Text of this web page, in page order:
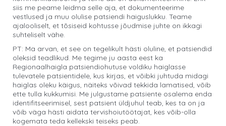
siis me peame leidma selle aja, et dokumenteerime
vestlused ja muu olulise patsiendi haiguslukku. Teame
ajalooliselt, et tõsiseid kohtusse jõudmise juhte on ikkagi
suhteliselt vähe.
PT: Ma arvan, et see on tegelikult hästi oluline, et patsiendid
oleksid teadlikud. Me tegime ju aasta eest ka
Regionaalhaigla patsiendiohutuse voldiku haiglasse
tulevatele patsientidele, kus kirjas, et võibki juhtuda midagi
haiglas oleku käigus, näiteks võivad tekkida lamatised, võib
ette tulla kukkumisi. Me julgustame patsiente osalema enda
identifitseerimisel, sest patsient üldjuhul teab, kes ta on ja
võib väga hästi aidata tervishoiutöötajat, kes võib-olla
kogemata teda kellekski teiseks peab.